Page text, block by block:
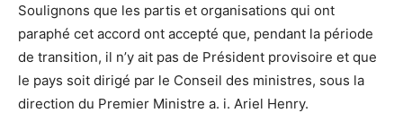
Soulignons que les partis et organisations qui ont
paraphé cet accord ont accepté que, pendant la période
de transition, il n’y ait pas de Président provisoire et que
le pays soit dirigé par le Conseil des ministres, sous la
direction du Premier Ministre a. i. Ariel Henry.